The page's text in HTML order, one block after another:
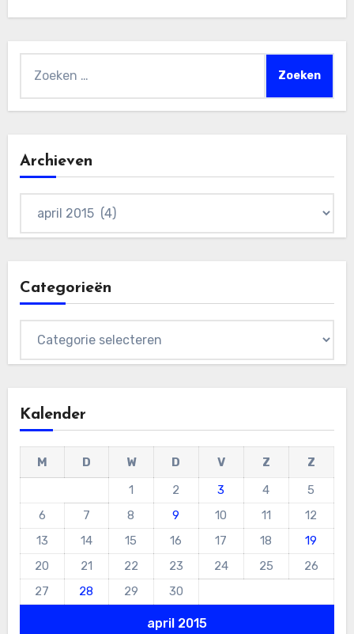
naar:
Archieven
Categorieën
Kalender
april 2015
M D W D V Z
Z
1
2 3 4
5
6
7 8 9 10 11
12
13
14 15 16 17 18
19
20
21 22 23 24 25
26
27
28 29 30